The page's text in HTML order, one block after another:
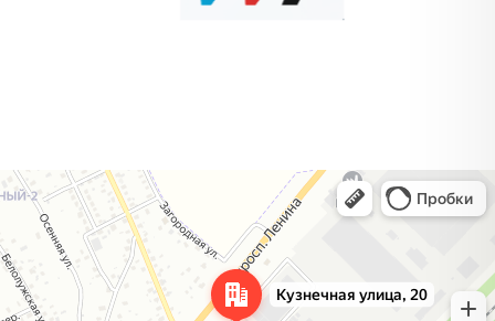
Жодино
Кузнечная улица, 20 — Яндекс Карты